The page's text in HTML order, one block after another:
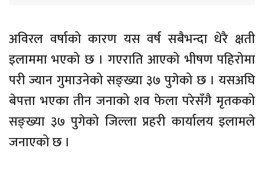
अविरल वर्षाको कारण यस वर्ष सबैभन्दा धेरै क्षती
इलाममा भएको छ । गएराति आएको भीषण पहिरोमा
परी ज्यान गुमाउनेको सङ्ख्या ३७ पुगेको छ । यसअघि
बेपत्ता भएका तीन जनाको शव फेला परेसँगै मृतकको
सङ्ख्या ३७ पुगेको जिल्ला प्रहरी कार्यालय इलामले
जनाएको छ ।